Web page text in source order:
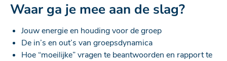
Waar ga je mee aan de slag?
Jouw energie en houding voor de groep
De in’s en out’s van groepsdynamica
Hoe “moeilijke” vragen te beantwoorden en rapport te